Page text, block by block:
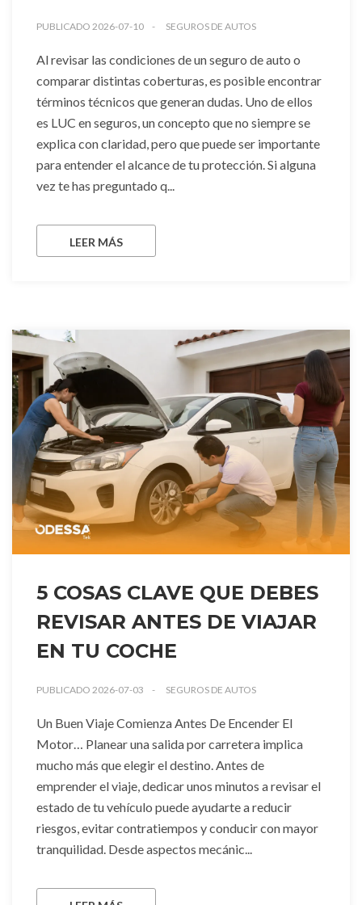
PUBLICADO 2026-07-10 SEGUROS DE AUTOS
Al revisar las condiciones de un seguro de auto o
comparar distintas coberturas, es posible encontrar
términos técnicos que generan dudas. Uno de ellos
es LUC en seguros, un concepto que no siempre se
explica con claridad, pero que puede ser importante
para entender el alcance de tu protección. Si alguna
vez te has preguntado q...
LEER MÁS
5 COSAS CLAVE QUE DEBES
REVISAR ANTES DE VIAJAR
EN TU COCHE
PUBLICADO 2026-07-03 SEGUROS DE AUTOS
Un Buen Viaje Comienza Antes De Encender El
Motor… Planear una salida por carretera implica
mucho más que elegir el destino. Antes de
emprender el viaje, dedicar unos minutos a revisar el
estado de tu vehículo puede ayudarte a reducir
riesgos, evitar contratiempos y conducir con mayor
tranquilidad. Desde aspectos mecánic...